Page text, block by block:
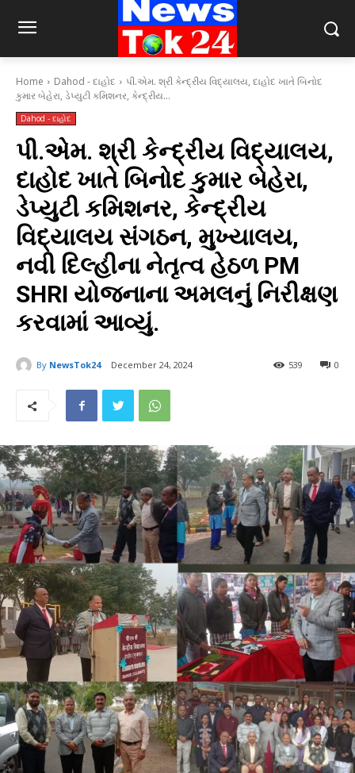
Home Dahod - દાહોદ
પી.એમ. શ્રી કેન્દ્રીય વિદ્યાલય, દાહોદ ખાતે બિનોદ
કુમાર બેહેરા, ડેપ્યુટી કમિશનર, કેન્દ્રીય...
Dahod - દાહોદ
પી.એમ. શ્રી કેન્દ્રીય વિદ્યાલય,
દાહોદ ખાતે બિનોદ કુમાર બેહેરા,
ડેપ્યુટી કમિશનર, કેન્દ્રીય
વિદ્યાલય સંગઠન, મુખ્યાલય,
નવી દિલ્હીના નેતૃત્વ હેઠળ PM
SHRI યોજનાના અમલનું નિરીક્ષણ
કરવામાં આવ્યું.
By NewsTok24 December 24, 2024 0
539